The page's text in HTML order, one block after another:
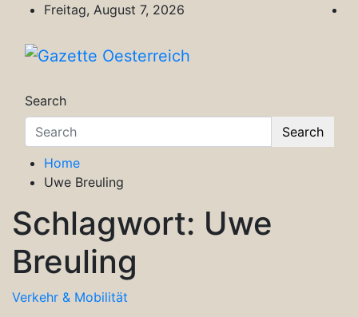
content
Freitag, August 7, 2026
Search
Search
Home
Uwe Breuling
Schlagwort: Uwe
Breuling
Verkehr & Mobilität